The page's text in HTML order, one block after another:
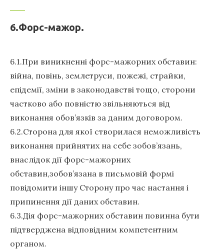
6.Форс-мажор.
6.1.При виникненні форс-мажорних обставин:
війна, повінь, землетруси, пожежі, страйки,
епідемії, зміни в законодавстві тощо, сторони
частково або повністю звільняються від
виконання обов’язків за даним договором.
6.2.Сторона для якої створилася неможливість
виконання прийнятих на себе зобов’язань,
внаслідок дії форс-мажорних
обставин,зобов’язана в письмовій формі
повідомити іншу Сторону про час настання і
припинення дії даних обставин.
6.3.Дія форс-мажорних обставин повинна бути
підтверджена відповідним компетентним
органом.